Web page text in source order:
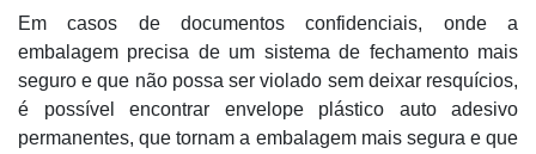
Em casos de documentos confidenciais, onde a
embalagem precisa de um sistema de fechamento mais
seguro e que não possa ser violado sem deixar resquícios,
é possível encontrar envelope plástico auto adesivo
permanentes, que tornam a embalagem mais segura e que